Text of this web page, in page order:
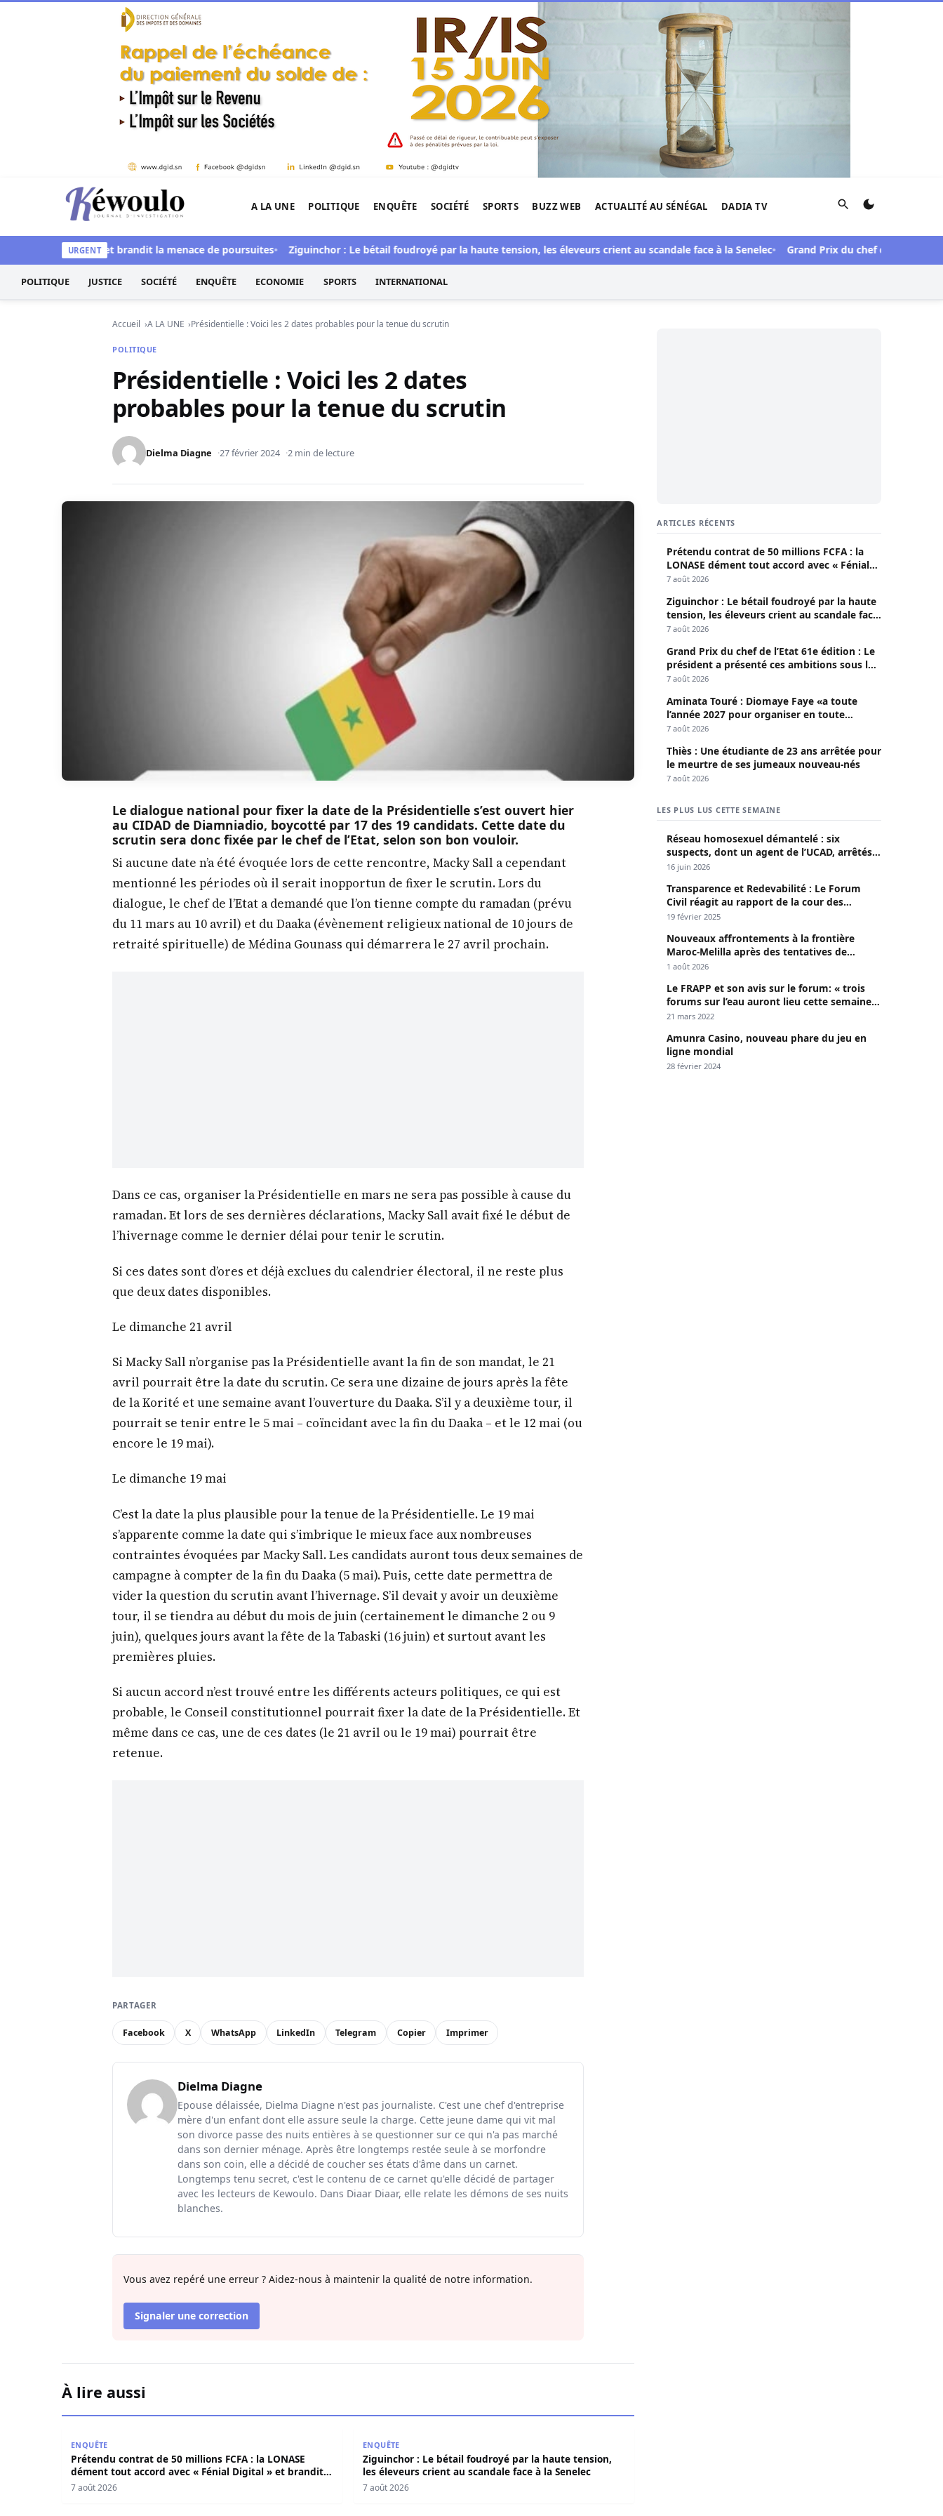
Aller au contenu
Kéwoulo, le premier site d'information et d'investigation de l'Afrique.
A LA UNE POLITIQUE ENQUÊTE SOCIÉTÉ SPORTS BUZZ WEB ACTUALITÉ AU SÉNÉGAL DADIA TV Rechercher
URGENT
Digital » et brandit la menace de poursuites Ziguinchor : Le bétail foudroyé par la haute tension, les éleveurs crient au scandale face à la Senelec Grand Prix du chef de l’Etat 61e
POLITIQUE JUSTICE SOCIÉTÉ ENQUÊTE ECONOMIE SPORTS INTERNATIONAL
Accueil A LA UNE Présidentielle : Voici les 2 dates probables pour la tenue du scrutin
POLITIQUE
Présidentielle : Voici les 2 dates
probables pour la tenue du scrutin
Dielma Diagne 27 février 2024 2 min de lecture
Le dialogue national pour fixer la date de la Présidentielle s’est ouvert hier
au CIDAD de Diamniadio, boycotté par 17 des 19 candidats. Cette date du
scrutin sera donc fixée par le chef de l’Etat, selon son bon vouloir.
Si aucune date n’a été évoquée lors de cette rencontre, Macky Sall a cependant
mentionné les périodes où il serait inopportun de fixer le scrutin. Lors du
dialogue, le chef de l’Etat a demandé que l’on tienne compte du ramadan (prévu
du 11 mars au 10 avril) et du Daaka (évènement religieux national de 10 jours de
retraité spirituelle) de Médina Gounass qui démarrera le 27 avril prochain.
Dans ce cas, organiser la Présidentielle en mars ne sera pas possible à cause du
ramadan. Et lors de ses dernières déclarations, Macky Sall avait fixé le début de
l’hivernage comme le dernier délai pour tenir le scrutin.
Si ces dates sont d’ores et déjà exclues du calendrier électoral, il ne reste plus
que deux dates disponibles.
Le dimanche 21 avril
Si Macky Sall n’organise pas la Présidentielle avant la fin de son mandat, le 21
avril pourrait être la date du scrutin. Ce sera une dizaine de jours après la fête
de la Korité et une semaine avant l’ouverture du Daaka. S’il y a deuxième tour, il
pourrait se tenir entre le 5 mai – coïncidant avec la fin du Daaka – et le 12 mai (ou
encore le 19 mai).
Le dimanche 19 mai
C’est la date la plus plausible pour la tenue de la Présidentielle. Le 19 mai
s’apparente comme la date qui s’imbrique le mieux face aux nombreuses
contraintes évoquées par Macky Sall. Les candidats auront tous deux semaines de
campagne à compter de la fin du Daaka (5 mai). Puis, cette date permettra de
vider la question du scrutin avant l’hivernage. S’il devait y avoir un deuxième
tour, il se tiendra au début du mois de juin (certainement le dimanche 2 ou 9
juin), quelques jours avant la fête de la Tabaski (16 juin) et surtout avant les
premières pluies.
Si aucun accord n’est trouvé entre les différents acteurs politiques, ce qui est
probable, le Conseil constitutionnel pourrait fixer la date de la Présidentielle. Et
même dans ce cas, une de ces dates (le 21 avril ou le 19 mai) pourrait être
retenue.
PARTAGER
Facebook X WhatsApp LinkedIn Telegram Copier Imprimer
Dielma Diagne
Epouse délaissée, Dielma Diagne n'est pas journaliste. C'est une chef d'entreprise
mère d'un enfant dont elle assure seule la charge. Cette jeune dame qui vit mal
son divorce passe des nuits entières à se questionner sur ce qui n'a pas marché
dans son dernier ménage. Après être longtemps restée seule à se morfondre
dans son coin, elle a décidé de coucher ses états d'âme dans un carnet.
Longtemps tenu secret, c'est le contenu de ce carnet qu'elle décidé de partager
avec les lecteurs de Kewoulo. Dans Diaar Diaar, elle relate les démons de ses nuits
blanches.
Vous avez repéré une erreur ? Aidez-nous à maintenir la qualité de notre information.
Signaler une correction
À lire aussi
ENQUÊTE
Prétendu contrat de 50 millions FCFA : la LONASE
dément tout accord avec « Fénial Digital » et brandit
la menace de poursuites
7 août 2026
ENQUÊTE
Ziguinchor : Le bétail foudroyé par la haute tension,
les éleveurs crient au scandale face à la Senelec
7 août 2026
ARTICLES RÉCENTS
Prétendu contrat de 50 millions FCFA : la
LONASE dément tout accord avec « Fénial
Digital » et brandit la menace de poursuites
7 août 2026
Ziguinchor : Le bétail foudroyé par la haute
tension, les éleveurs crient au scandale face
à la Senelec
7 août 2026
Grand Prix du chef de l’Etat 61e édition : Le
président a présenté ces ambitions sous le
thème du fair-play
7 août 2026
Aminata Touré : Diomaye Faye «a toute
l’année 2027 pour organiser en toute
légalité» les élections locales
7 août 2026
Thiès : Une étudiante de 23 ans arrêtée pour
le meurtre de ses jumeaux nouveau-nés
7 août 2026
LES PLUS LUS CETTE SEMAINE
Réseau homosexuel démantelé : six
suspects, dont un agent de l’UCAD, arrêtés à
Keur Massar ; l’un avoue avoir propagé le
16 juin 2026
Transparence et Redevabilité : Le Forum
Civil réagit au rapport de la cour des
comptes
19 février 2025
Nouveaux affrontements à la frontière
Maroc-Melilla après des tentatives de
passage
1 août 2026
Le FRAPP et son avis sur le forum: « trois
forums sur l’eau auront lieu cette semaine à
Dakar »
21 mars 2022
Amunra Casino, nouveau phare du jeu en
ligne mondial
28 février 2024